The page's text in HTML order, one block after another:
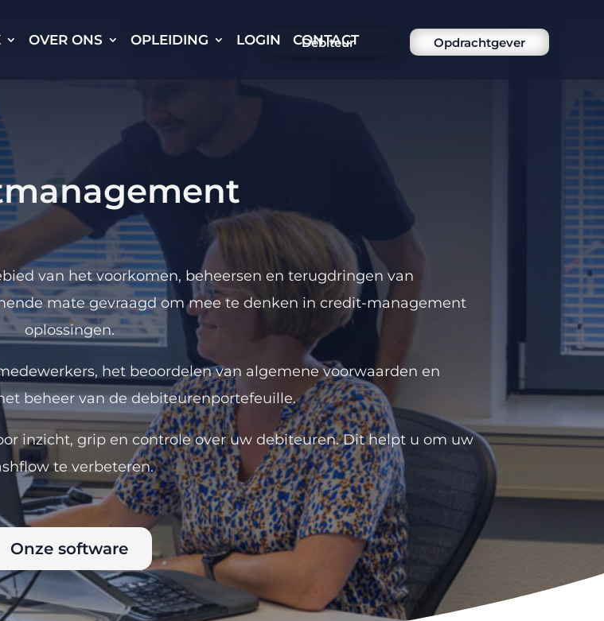
OVER ONS OPLEIDING LOGIN CONTACT
Debiteur Opdrachtgever
van het voorkomen, beheersen en terugdringen van
mate gevraagd om mee te denken in credit-management
oplossingen.
het beoordelen van algemene voorwaarden en
beheer van de debiteurenportefeuille.
inzicht, grip en controle over uw debiteuren. Dit helpt u om uw
te verbeteren.
Onze software